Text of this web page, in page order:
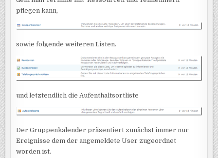
OUTLOOK
pflegen kann,
sowie folgende weiteren Listen.
und letztendlich die Aufenthaltsortliste
Der Gruppenkalender präsentiert zunächst immer nur
Ereignisse dem der angemeldete User zugeordnet
worden ist.